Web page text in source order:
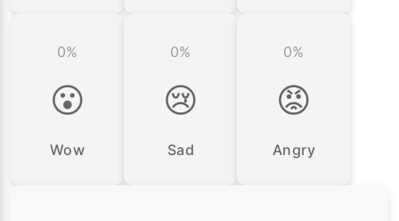
0%
😮
Wow
0%
😢
Sad
0%
😡
Angry